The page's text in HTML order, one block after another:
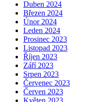
Duben 2024
Březen 2024
Únor 2024
Leden 2024
Prosinec 2023
Listopad 2023
Říjen 2023
Září 2023
Srpen 2023
Červenec 2023
Červen 2023
Květen 2023